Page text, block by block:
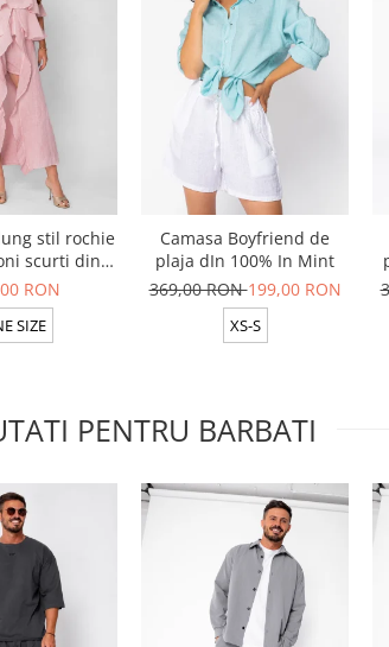
stil rochie
scurti din
in Rose
RON
SIZE
Camasa Boyfriend de
plaja dIn 100% In Mint
369,00 RON199,00 RON
XS-S
PENTRU BARBATI